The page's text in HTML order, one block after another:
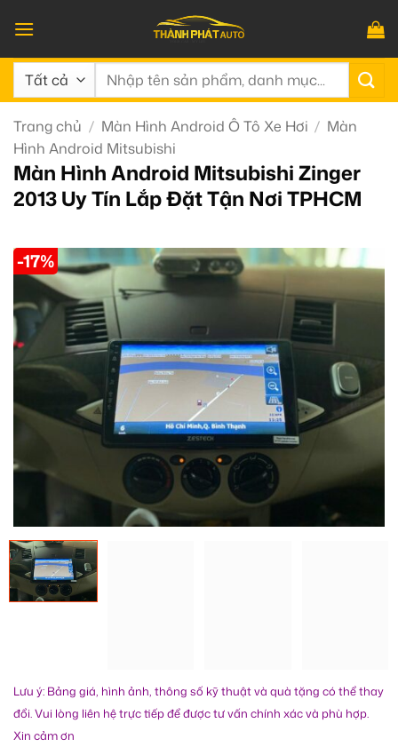
qua
nội
dung
Tìm
Trang chủ / Màn Hình Android Ô Tô Xe Hơi / Màn
Hình Android Mitsubishi
Màn Hình Android Mitsubishi Zinger
2013 Uy Tín Lắp Đặt Tận Nơi TPHCM
-17%
Lưu ý: Bảng giá, hình ảnh, thông số kỹ thuật và quà tặng có thể thay
đổi. Vui lòng liên hệ trực tiếp để được tư vấn chính xác và phù hợp.
Xin cảm ơn